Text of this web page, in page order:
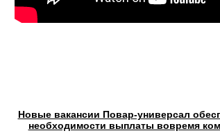
Новые вакансии Повар-универсал
необходимости выплаты вовремя